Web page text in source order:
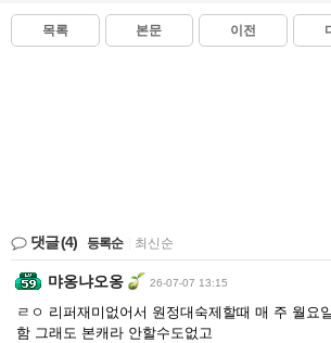
목록 본문 이전
댓글(4) 등록순 최신순
먀옹냐오옹 26-07-07 13:15
ㄹㅇ 리퍼재미없어서 원정대숙제할때 매 주 월요
함 그래도 본캐라 안할수도없고